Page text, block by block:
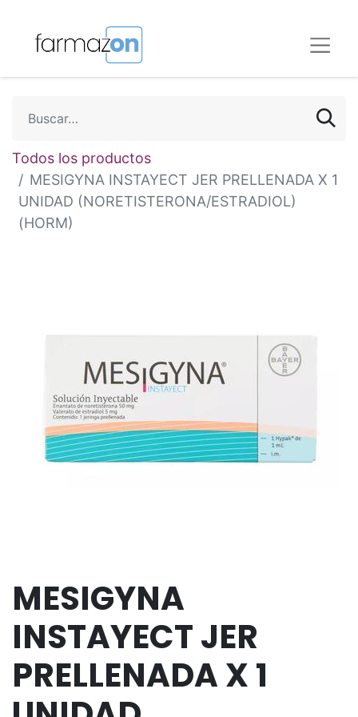
Todos los productos
MESIGYNA INSTAYECT JER PRELLENADA X 1
UNIDAD (NORETISTERONA/ESTRADIOL)
(HORM)
MESIGYNA
INSTAYECT JER
PRELLENADA X 1